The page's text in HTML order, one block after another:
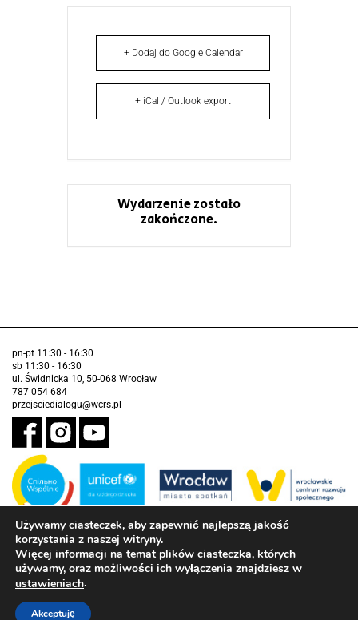
+ Dodaj do Google Calendar
+ iCal / Outlook export
Wydarzenie zostało
zakończone.
pn-pt 11:30 - 16:30
sb 11:30 - 16:30
ul. Świdnicka 10, 50-068 Wrocław
787 054 684
przejsciedialogu@wcrs.pl
Zadanie realizowane ze środków Gminy Wrocław w partnerstwie z
Funduszem Narodów Zjednoczonych na Rzecz Dzieci (UNICEF)
Deklaracja dostępności
Używamy ciasteczek, aby zapewnić najlepszą jakość
korzystania z naszej witryny.
Więcej informacji na temat plików ciasteczka, których
używamy, oraz możliwości ich wyłączenia znajdziesz w
ustawieniach.
Akceptuję